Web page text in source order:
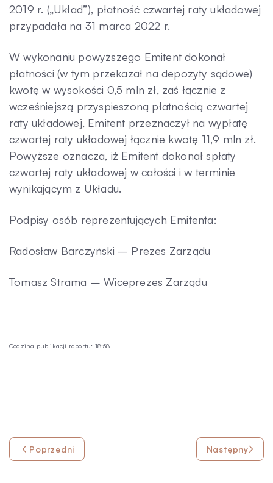
2019 r. („Układ”), płatność czwartej raty układowej
przypadała na 31 marca 2022 r.
W wykonaniu powyższego Emitent dokonał
płatności (w tym przekazał na depozyty sądowe)
kwotę w wysokości 0,5 mln zł, zaś łącznie z
wcześniejszą przyspieszoną płatnością czwartej
raty układowej, Emitent przeznaczył na wypłatę
czwartej raty układowej łącznie kwotę 11,9 mln zł.
Powyższe oznacza, iż Emitent dokonał spłaty
czwartej raty układowej w całości i w terminie
wynikającym z Układu.
Podpisy osób reprezentujących Emitenta:
Radosław Barczyński – Prezes Zarządu
Tomasz Strama – Wiceprezes Zarządu
Godzina publikacji raportu: 18:58
Poprzedni Następny